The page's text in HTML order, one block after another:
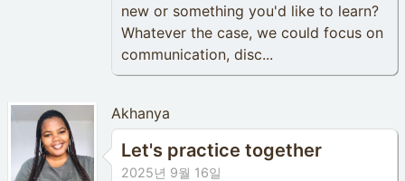
new or something you'd like to learn?
Whatever the case, we could focus on
communication, disc...
Akhanya
Let's practice together
2025년 9월 16일